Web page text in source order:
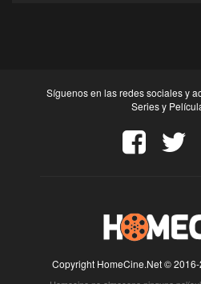
Síguenos en las redes sociales y
Series y
Copyright HomeCine.Net ©